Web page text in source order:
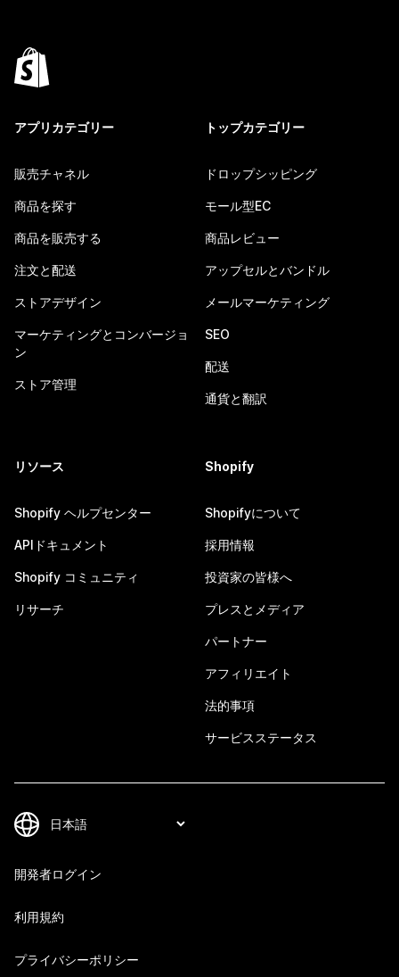
アプリカテゴリー
販売チャネル
商品を探す
商品を販売する
注文と配送
ストアデザイン
マーケティングとコンバージョ
ン
ストア管理
トップカテゴリー
ドロップシッピング
モール型EC
商品レビュー
アップセルとバンドル
メールマーケティング
SEO
配送
通貨と翻訳
リソース
Shopify ヘルプセンター
APIドキュメント
Shopify コミュニティ
リサーチ
Shopify
Shopifyについて
採用情報
投資家の皆様へ
プレスとメディア
パートナー
アフィリエイト
法的事項
サービスステータス
開発者ログイン
利用規約
プライバシーポリシー